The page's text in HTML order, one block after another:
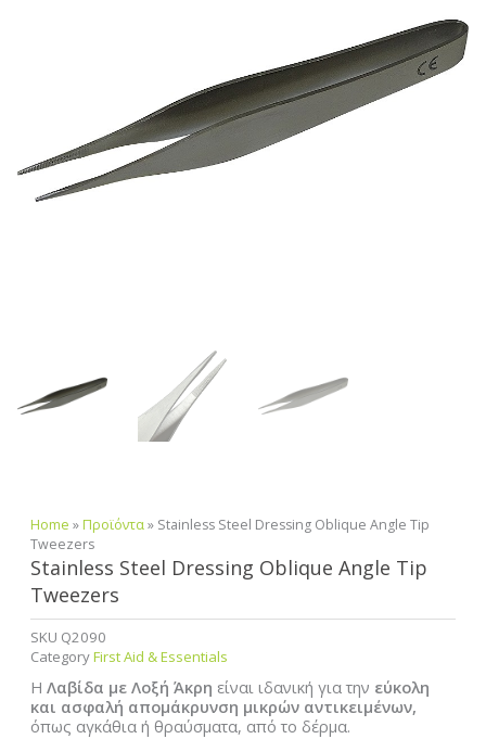
Home » Προϊόντα» Stainless Steel Dressing Oblique Angle Tip
Tweezers
Stainless Steel Dressing Oblique Angle Tip
Tweezers
SKU Q2090
CategoryFirst Aid & Essentials
Η Λαβίδα με Λοξή Άκρη είναι ιδανική για την εύκολη
και ασφαλή απομάκρυνση μικρών αντικειμένων,
όπως αγκάθια ή θραύσματα, από το δέρμα.